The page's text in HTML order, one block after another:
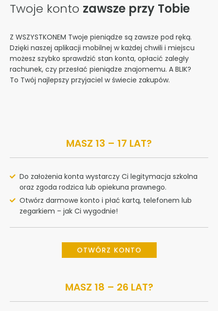
Twoje konto zawsze przy Tobie
Z WSZYSTKONEM Twoje pieniądze są zawsze pod ręką.
Dzięki naszej aplikacji mobilnej w każdej chwili i miejscu
możesz szybko sprawdzić stan konta, opłacić zaległy
rachunek, czy przesłać pieniądze znajomemu. A BLIK?
To Twój najlepszy przyjaciel w świecie zakupów.
MASZ 13 – 17 LAT?
Do założenia konta wystarczy Ci legitymacja szkolna
oraz zgoda rodzica lub opiekuna prawnego.
Otwórz darmowe konto i płać kartą, telefonem lub
zegarkiem – jak Ci wygodnie!
OTWÓRZ KONTO
MASZ 18 – 26 LAT?